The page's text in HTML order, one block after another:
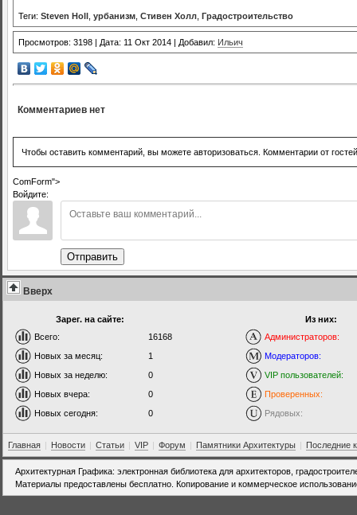
Теги: Steven Holl урбанизм Стивен Холл Градостроительство
Просмотров: 3198 | Дата: 11 Окт 2014 | Добавил: Ильич
Комментариев нет
Чтобы оставить комментарий, вы можете авторизоваться. Комментарии от
ComForm">
Войдите:
Отправить
Вверх
Зарег. на сайте:
Всего:
16168
Новых за месяц:
1
Новых за неделю:
0
Новых вчера:
0
Новых сегодня:
0
Из них:
Администраторов:
Модераторов:
VIP пользователей:
Проверенных:
Рядовых:
Главная | Новости | Статьи | VIP | Форум | Памятники Архитектуры | Последние
Архитектурная Графика: электронная библиотека для архитекторов,
Материалы предоставлены бесплатно. Копирование и коммерческое